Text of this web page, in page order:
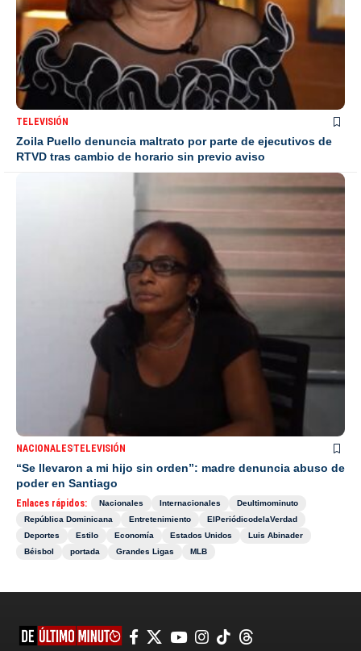
TELEVISIÓN
Zoila Puello denuncia maltrato por parte de ejecutivos de
RTVD tras cambio de horario sin previo aviso
NACIONALESTELEVISIÓN
“Se llevaron a mi hijo sin orden”: madre denuncia abuso de
poder en Santiago
Enlaces rápidos: Nacionales Internacionales
Deultimominuto
República Dominicana
Entretenimiento
ElPeriódicodelaVerdad
Deportes
Estilo Economía Estados Unidos
Luis Abinader
Béisbol
portada Grandes Ligas MLB